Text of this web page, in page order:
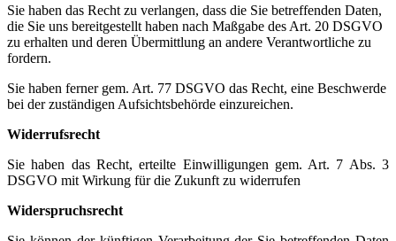
Sie haben das Recht zu verlangen, dass die Sie betreffenden Daten,
die Sie uns bereitgestellt haben nach Maßgabe des Art. 20 DSGVO
zu erhalten und deren Übermittlung an andere Verantwortliche zu
fordern.
Sie haben ferner gem. Art. 77 DSGVO das Recht, eine Beschwerde
bei der zuständigen Aufsichtsbehörde einzureichen.
Widerrufsrecht
Sie haben das Recht, erteilte Einwilligungen gem. Art. 7 Abs. 3
DSGVO mit Wirkung für die Zukunft zu widerrufen
Widerspruchsrecht